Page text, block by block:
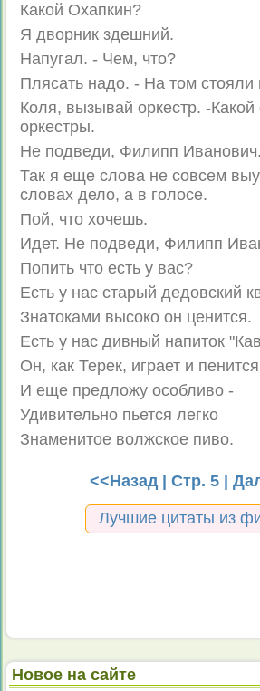
Какой Охапкин?
Я дворник здешний.
Напугал. - Чем, что?
Плясать надо. - На том стояли
Коля, вызывай оркестр. -Какой
оркестры.
Не подведи, Филипп Иванович.
Так я еще слова не совсем
словах дело, а в голосе.
Пой, что хочешь.
Идет. Не подведи, Филипп
Попить что есть у вас?
Есть у нас старый дедовский
Знатоками высоко он ценится.
Есть у нас дивный напиток
Он, как Терек, играет и
И еще предложу особливо -
Удивительно пьется легко
Знаменитое волжское пиво.
<<Назад | Стр. 5 |
Лучшие цитаты из
Новое на сайте